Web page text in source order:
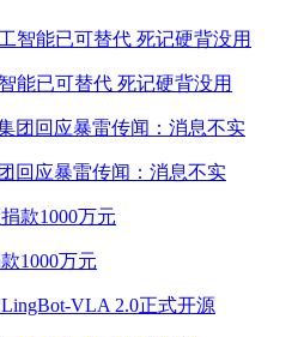
能已可替代 死记硬背没用
回应暴雷传闻：消息不实
1000万元